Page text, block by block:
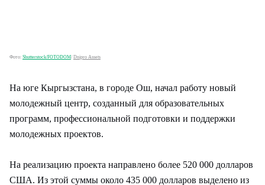
Фото: Shutterstock/FOTODOM/ Dnipro Assets
На юге Кыргызстана, в городе Ош, начал работу новый
молодежный центр, созданный для образовательных
программ, профессиональной подготовки и поддержки
молодежных проектов.
На реализацию проекта направлено более 520 000 долларов
США. Из этой суммы около 435 000 долларов выделено из